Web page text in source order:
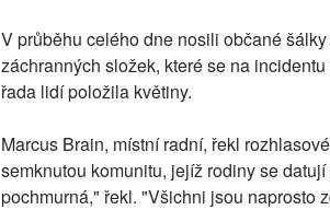
V průběhu celého dne nosili občané
záchranných složek, které se na
řada lidí položila květiny.
Marcus Brain, místní radní, řekl
semknutou komunitu, jejíž rodiny se
pochmurná," řekl. "Všichni jsou naprosto